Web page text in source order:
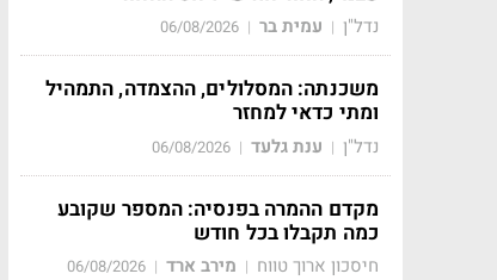
נדל"ן | עמית בר |
06/08/2026
משכנתה: המסלולים, ההצמדה, התמהיל
ומתי כדאי למחזר
נדל"ן | ענת גלעד |
06/08/2026
מקדם ההמרה בפנסיה: המספר שקובע
כמה תקבלו בכל חודש
חיסכון ארוך טווח | מירב ארד |
06/08/2026